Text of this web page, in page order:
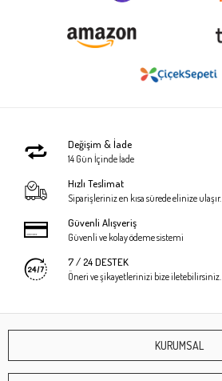
Değişim & İade
14 Gün İçinde İade
Hızlı Teslimat
Siparişleriniz en kısa sürede elinize ulaşır.
Güvenli Alışveriş
Güvenli ve kolay ödeme sistemi
7 / 24 DESTEK
Öneri ve şikayetlerinizi bize iletebilirsiniz.
KURUMSAL